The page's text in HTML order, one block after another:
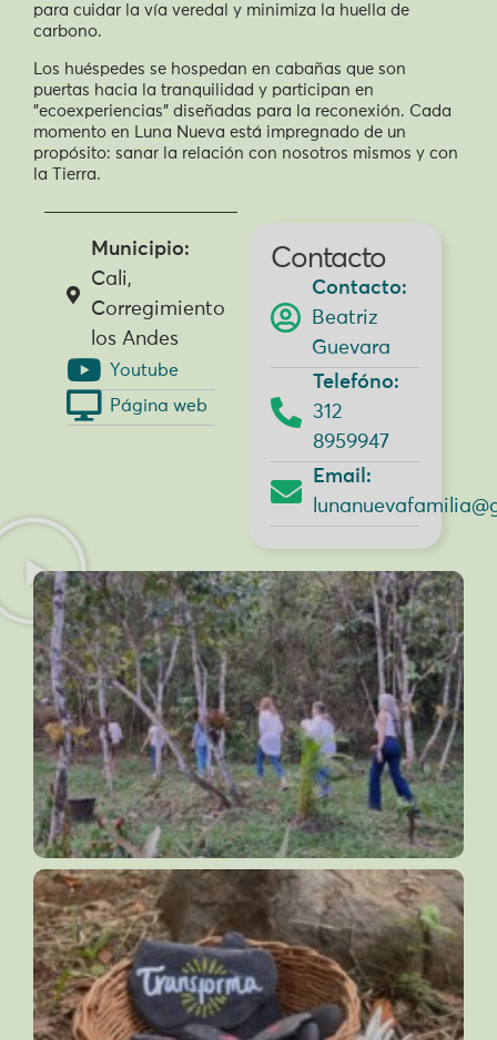
para cuidar la vía veredal y minimiza la huella de
carbono.
Los huéspedes se hospedan en cabañas que son
puertas hacia la tranquilidad y participan en
"ecoexperiencias" diseñadas para la reconexión. Cada
momento en Luna Nueva está impregnado de un
propósito: sanar la relación con nosotros mismos y con
la Tierra.
Municipio:
Cali,
Corregimiento
los Andes
Youtube
Página web
Contacto
Contacto:
Beatriz
Guevara
Telefóno:
312
8959947
Email: